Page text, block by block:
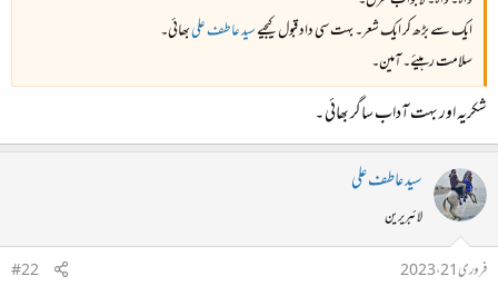
ایک سے بڑھ کر ایک شعر۔ بہت سی داد قبول کیجیےسید عاطف علیبھائی۔
سلامت رہیئے۔ آمین۔
شکریہ اور بہت آداب ساگر بھائی ۔
سید عاطف علی
لائبریرین
فروری 21، 2023
#22